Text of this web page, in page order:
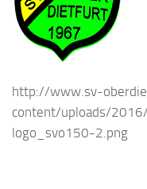
http://www.sv-
content/uploads/
logo_svo150-2.png